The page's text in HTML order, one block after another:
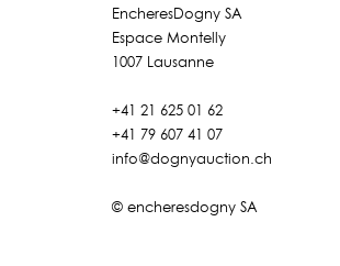
EncheresDogny SA
Espace Montelly
1007 Lausanne
+41 21 625 01 62
+41 79 607 41 07
info@dognyauction.ch
© encheresdogny SA